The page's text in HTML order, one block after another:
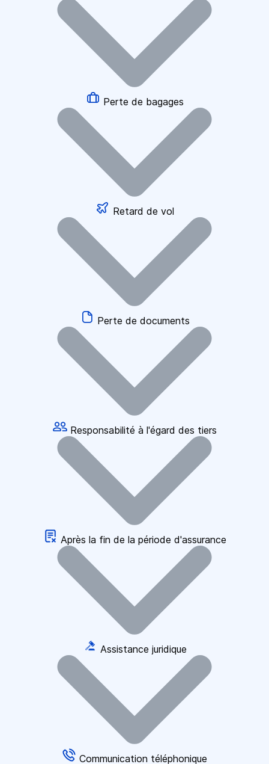
Perte de bagages
Retard de vol
Perte de documents
Responsabilité à l'égard des tiers
Après la fin de la période d'assurance
Assistance juridique
Communication téléphonique